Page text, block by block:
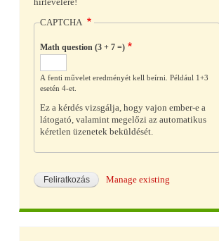
CAPTCHA
Math question (3 + 7 =)
A fenti művelet eredményét kell beírni. Például 1+3
esetén 4-et.
Ez a kérdés vizsgálja, hogy vajon ember-e a
látogató, valamint megelőzi az automatikus
kéretlen üzenetek beküldését.
Manage existing